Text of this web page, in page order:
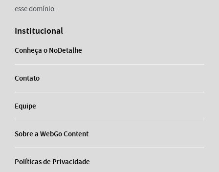
esse domínio.
Institucional
Conheça o NoDetalhe
Contato
Equipe
Sobre a WebGo Content
Políticas de Privacidade